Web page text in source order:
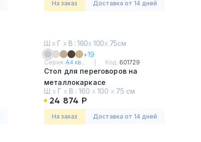
На заказ Доставка от 14 дней
Ш х Г х В : 160х 100х 75см
+19
Серия:А4 кв... Код: 601729
Стол для переговоров на
металлокаркасе
Серый
Ш х Г х В : 160 х 100 х 75 см
24 874 Р
На заказ Доставка от 14 дней